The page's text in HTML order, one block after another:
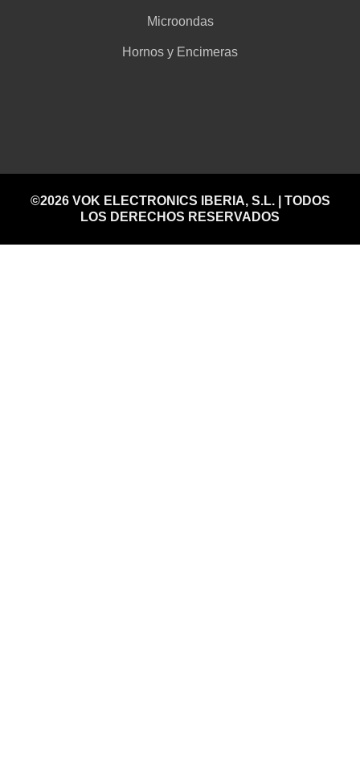
Microondas
Hornos y Encimeras
©2026 VOK ELECTRONICS IBERIA, S.L. | TODOS
LOS DERECHOS RESERVADOS